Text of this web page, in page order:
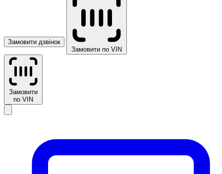
Замовити дзвінок
Замовити по VIN
Замовити
по VIN